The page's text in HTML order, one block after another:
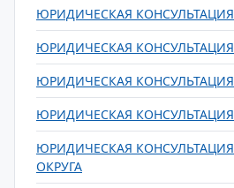
ЮРИДИЧЕСКАЯ
ЮРИДИЧЕСКАЯ КОНСУЛЬТАЦИЯ
ЮРИДИЧЕСКАЯ КОНСУЛЬТАЦИЯ
ЮРИДИЧЕСКАЯ
ЮРИДИЧЕСКАЯ
ОКРУГА